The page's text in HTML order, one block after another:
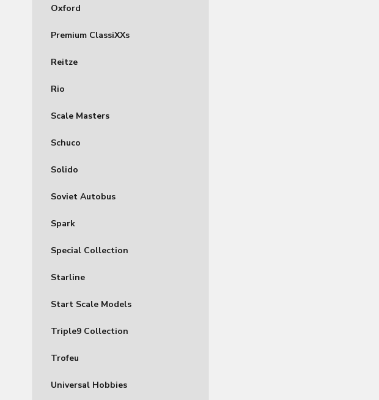
Oxford
Premium ClassiXXs
Reitze
Rio
Scale Masters
Schuco
Solido
Soviet Autobus
Spark
Special Collection
Starline
Start Scale Models
Triple9 Collection
Trofeu
Universal Hobbies